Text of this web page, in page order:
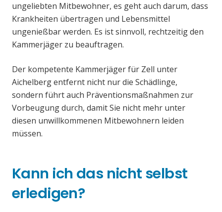
ungeliebten Mitbewohner, es geht auch darum, dass
Krankheiten übertragen und Lebensmittel
ungenießbar werden. Es ist sinnvoll, rechtzeitig den
Kammerjäger zu beauftragen.
Der kompetente Kammerjäger für Zell unter
Aichelberg entfernt nicht nur die Schädlinge,
sondern führt auch Präventionsmaßnahmen zur
Vorbeugung durch, damit Sie nicht mehr unter
diesen unwillkommenen Mitbewohnern leiden
müssen.
Kann ich das nicht selbst
erledigen?